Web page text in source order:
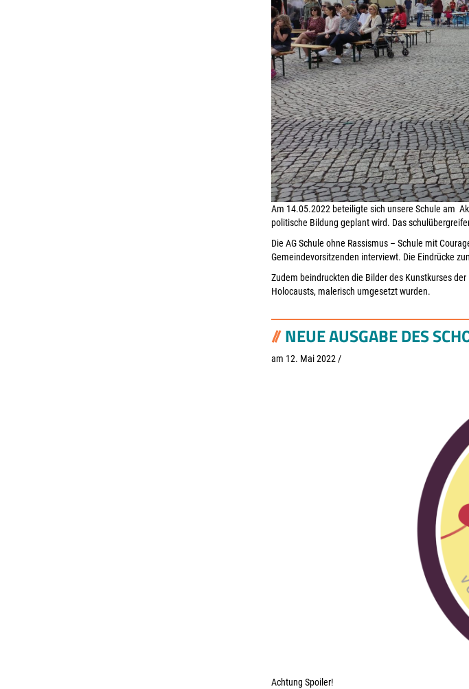
Am 14.05.2022 beteiligte sich unsere Schule am
politische Bildung geplant wird. Das
Die AG Schule ohne Rassismus – Schule mit
Gemeindevorsitzenden interviewt. Die Eindrücke
Zudem beindruckten die Bilder des Kunstkurses
Holocausts, malerisch umgesetzt wurden.
NEUE AUSGABE DES
am 12. Mai 2022 /
Achtung Spoiler!